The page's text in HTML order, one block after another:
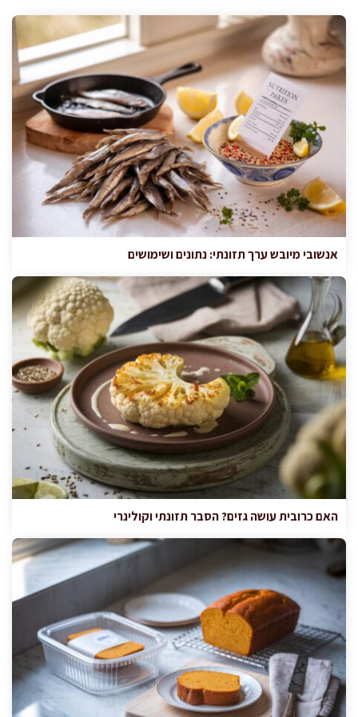
אנשובי מיובש ערך תזונתי: נתונים ושימושים
האם כרובית עושה גזים? הסבר תזונתי וקולינרי